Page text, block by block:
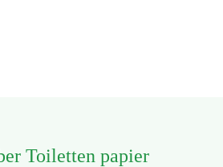
Toiletten papier